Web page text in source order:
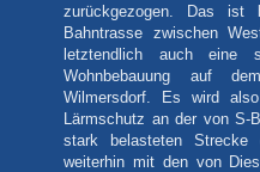
zurückgezogen. Das ist
Bahntrasse zwischen
letztendlich auch eine
Wohnbebauung auf
Wilmersdorf. Es wird
Lärmschutz an der von S-
stark belasteten Strecke
weiterhin mit den von